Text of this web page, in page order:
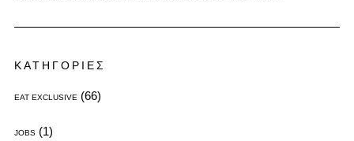
ΚΑΤΗΓΟΡΙΕΣ
EAT EXCLUSIVE (66)
JOBS(1)